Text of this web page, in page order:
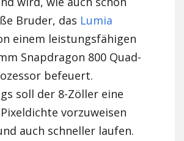
Bruder, das Lumia
einem leistungsfähigen
Snapdragon 800 Quad-
befeuert.
soll der 8-Zöller eine
vorzuweisen
auch schneller laufen.